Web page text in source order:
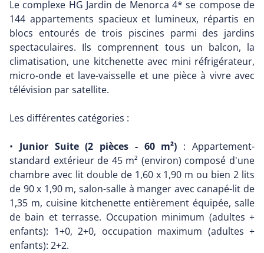
Le complexe HG Jardin de Menorca 4* se compose de
144 appartements spacieux et lumineux, répartis en
blocs entourés de trois piscines parmi des jardins
spectaculaires. Ils comprennent tous un balcon, la
climatisation, une kitchenette avec mini réfrigérateur,
micro-onde et lave-vaisselle et une pièce à vivre avec
télévision par satellite.
Les différentes catégories :
• Junior Suite (2 pièces - 60 m²) : Appartement-
standard extérieur de 45 m² (environ) composé d'une
chambre avec lit double de 1,60 x 1,90 m ou bien 2 lits
de 90 x 1,90 m, salon-salle à manger avec canapé-lit de
1,35 m, cuisine kitchenette entièrement équipée, salle
de bain et terrasse. Occupation minimum (adultes +
enfants): 1+0, 2+0, occupation maximum (adultes +
enfants): 2+2.